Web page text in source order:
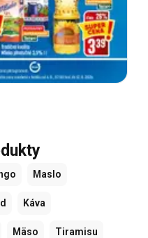
Maslo
Káva
Mäso Tiramisu